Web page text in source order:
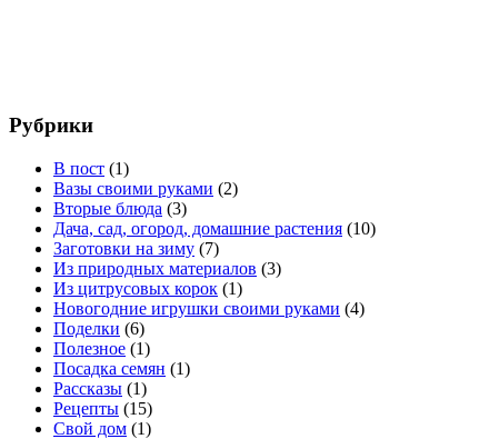
Рубрики
В пост (1)
Вазы своими руками (2)
Вторые блюда (3)
Дача, сад, огород, домашние растения (10)
Заготовки на зиму (7)
Из природных материалов (3)
Из цитрусовых корок (1)
Новогодние игрушки своими руками (4)
Поделки (6)
Полезное (1)
Посадка семян (1)
Рассказы (1)
Рецепты (15)
Свой дом (1)